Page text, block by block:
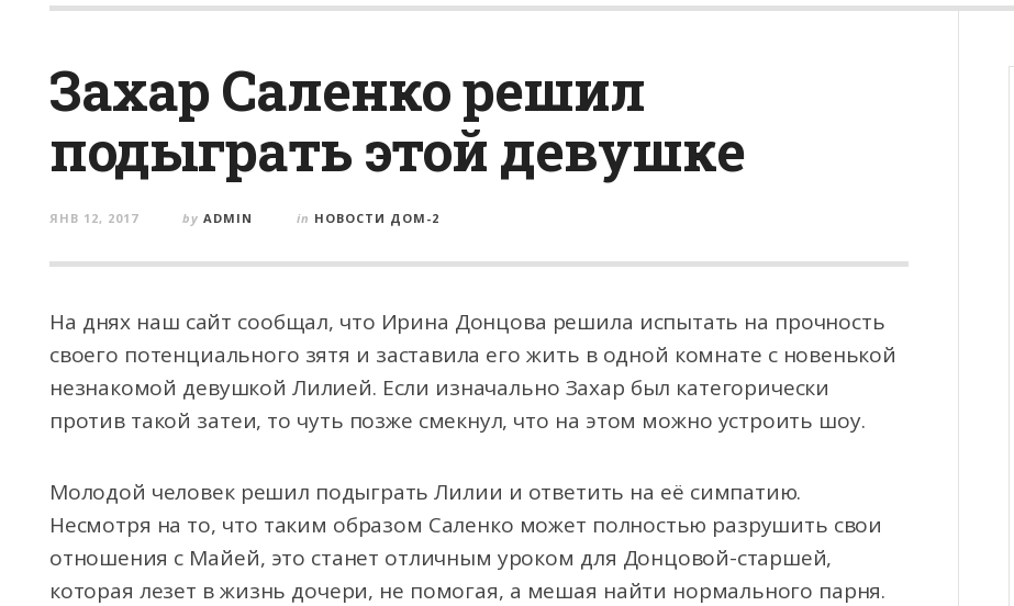
Захар Саленко решил
подыграть этой девушке
ЯНВ 12, 2017 by ADMIN in НОВОСТИ ДОМ-2
На днях наш сайт сообщал, что Ирина Донцова решила испытать на прочность
своего потенциального зятя и заставила его жить в одной комнате с новенькой
незнакомой девушкой Лилией. Если изначально Захар был категорически
против такой затеи, то чуть позже смекнул, что на этом можно устроить шоу.
Молодой человек решил подыграть Лилии и ответить на её симпатию.
Несмотря на то, что таким образом Саленко может полностью разрушить свои
отношения с Майей, это станет отличным уроком для Донцовой-старшей,
которая лезет в жизнь дочери, не помогая, а мешая найти нормального парня.